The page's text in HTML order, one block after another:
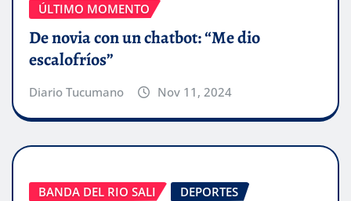
ÚLTIMO MOMENTO
De novia con un chatbot: “Me dio
escalofríos”
Diario Tucumano Nov 11, 2024
BANDA DEL RIO SALI DEPORTES